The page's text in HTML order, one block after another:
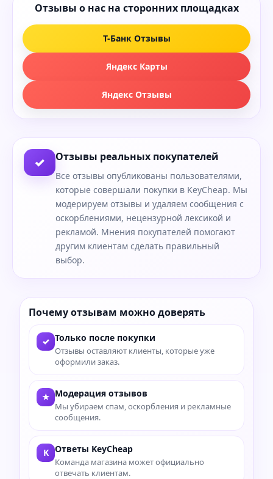
Отзывы о нас на сторонних площадках
Т-Банк Отзывы
Яндекс Карты
Яндекс Отзывы
✓ Отзывы реальных покупателей
Все отзывы опубликованы пользователями,
которые совершали покупки в KeyCheap. Мы
модерируем отзывы и удаляем сообщения с
оскорблениями, нецензурной лексикой и
рекламой. Мнения покупателей помогают
другим клиентам сделать правильный
выбор.
Почему отзывам можно доверять
✓ Только после покупки
Отзывы оставляют клиенты, которые уже
оформили заказ.
★ Модерация отзывов
Мы убираем спам, оскорбления и рекламные
сообщения.
K Ответы KeyCheap
Команда магазина может официально
отвечать клиентам.